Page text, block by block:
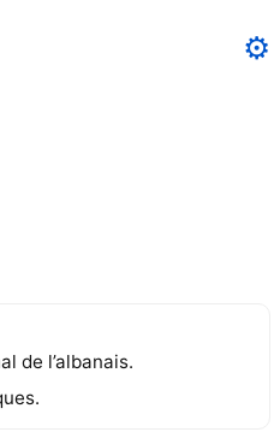
⚙️
de l’albanais.